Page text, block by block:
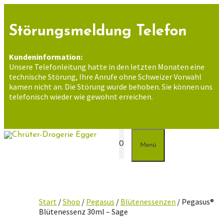
springen
Störungsmeldung Telefon
Kundeninformation:
Unsere Telefonleitung hatte in den letzten Monaten eine
technische Störung, Ihre Anrufe ohne Schweizer Vorwahl
kamen nicht an. Die Störung wurde behoben. Sie können uns
telefonisch wieder wie gewohnt erreichen.
0 Menü
Start /Shop / Pegasus / Blütenessenzen / Pegasus®
Blütenessenz 30ml – Sage